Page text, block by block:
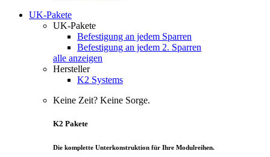
UK-Pakete
UK-Pakete
Befestigung an jedem Sparren
Befestigung an jedem 2. Sparren
alle anzeigen
Hersteller
K2 Systems
Keine Zeit? Keine Sorge.
K2 Pakete
Die komplette Unterkonstruktion für Ihre Modulreihen.